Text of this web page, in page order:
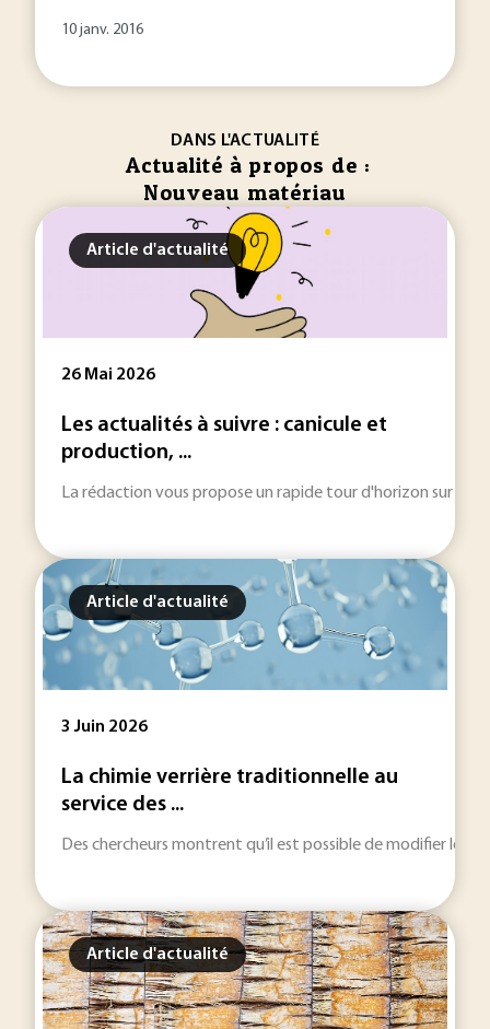
10 janv. 2016
DANS L'ACTUALITÉ
Actualité à propos de :
Nouveau matériau
Article d'actualité
26 Mai 2026
Les actualités à suivre : canicule et
production, ...
La rédaction vous propose un rapide tour d'horizon sur les
Article d'actualité
3 Juin 2026
La chimie verrière traditionnelle au
service des ...
Des chercheurs montrent qu’il est possible de modifier les
Article d'actualité